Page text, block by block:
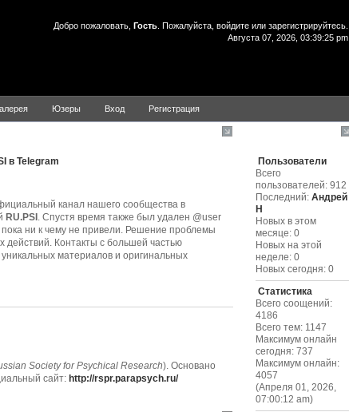
Добро пожаловать, Гость . Пожалуйста, войдите или зарегистрируйтесь
Августа 07, 2026, 03:39:25 pm
Юзеры Вход Регистрация
в Telegram
канал нашего сообщества в
RU.PSI . Спустя время также был удален @user
ни к чему не привели. Решение проблемы
действий. Контакты с большей частью
материалов и оригинальных
Society for Psychical Research). Основано
сайт: http://rspr.parapsych.ru/
Пользователи
Всего
пользователей: 912
Последний:Андрей
Н
Новых в этом
месяце: 0
Новых на этой
неделе: 0
Новых сегодня: 0
Статистика
Всего соощений:
4186
Всего тем: 1147
Максимум онлайн
сегодня: 737
Максимум онлайн:
4057
(Апреля 01, 2026,
07:00:12 am)